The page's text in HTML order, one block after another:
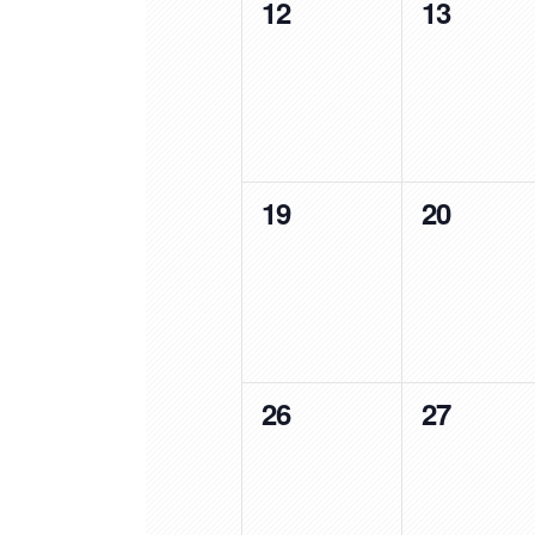
0
12
0
13
0
19
0
20
0
26
0
27